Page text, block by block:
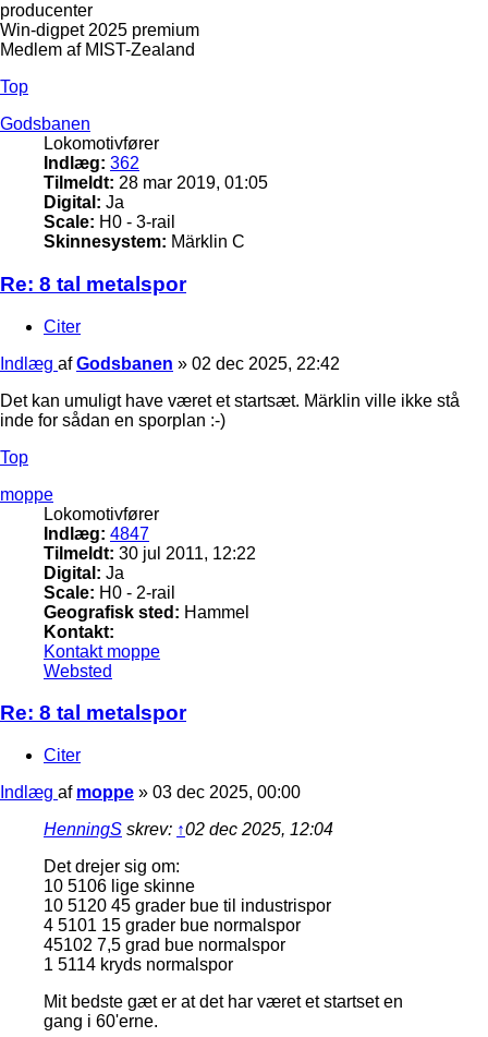
producenter
Win-digpet 2025 premium
Medlem af MIST-Zealand
Top
Godsbanen
Lokomotivfører
Indlæg: 362
Tilmeldt: 28 mar 2019, 01:05
Digital: Ja
Scale: H0 - 3-rail
Skinnesystem: Märklin C
Re: 8 tal metalspor
Citer
Indlæg afGodsbanen » 02 dec 2025, 22:42
Det kan umuligt have været et startsæt. Märklin ville ikke stå
inde for sådan en sporplan :-)
Top
moppe
Lokomotivfører
Indlæg: 4847
Tilmeldt: 30 jul 2011, 12:22
Digital: Ja
Scale: H0 - 2-rail
Geografisk sted: Hammel
Kontakt:
Kontakt moppe
Websted
Re: 8 tal metalspor
Citer
Indlæg af moppe » 03 dec 2025, 00:00
HenningS skrev: ↑02 dec 2025, 12:04
Det drejer sig om:
10 5106 lige skinne
10 5120 45 grader bue til industrispor
4 5101 15 grader bue normalspor
45102 7,5 grad bue normalspor
1 5114 kryds normalspor
Mit bedste gæt er at det har været et startset en
gang i 60'erne.